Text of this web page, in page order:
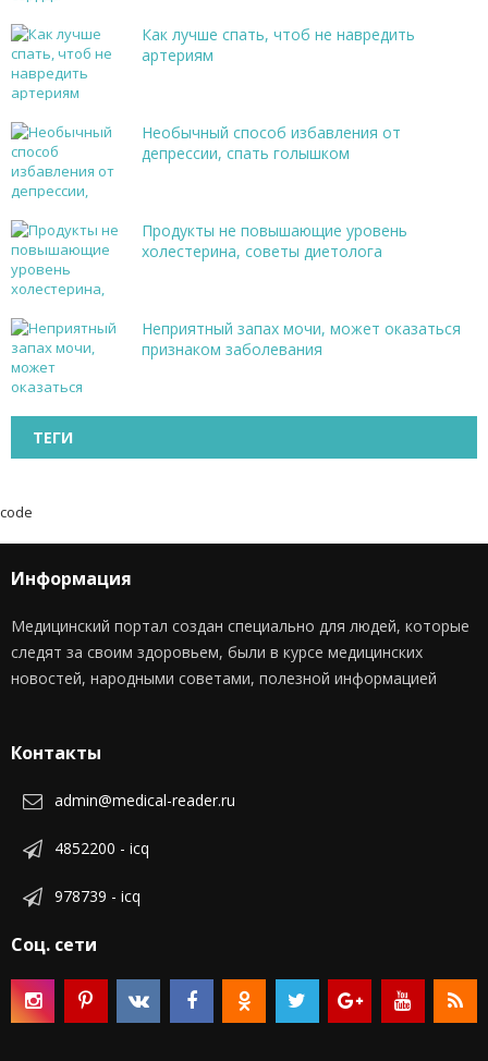
Как лучше спать, чтоб не навредить
артериям
Необычный способ избавления от
депрессии, спать голышком
Продукты не повышающие уровень
холестерина, советы диетолога
Неприятный запах мочи, может оказаться
признаком заболевания
ТЕГИ
code
Информация
Медицинский портал создан специально для людей, которые
следят за своим здоровьем, были в курсе медицинских
новостей, народными советами, полезной информацией
Контакты
admin@medical-reader.ru
4852200 - icq
978739 - icq
Соц. сети